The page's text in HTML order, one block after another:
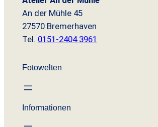
0
€
e
n
K
f
e
e
An der Mühle 45
27570 Bremerhaven
Tel. 0151-2404 3961
Fotowelten
Informationen